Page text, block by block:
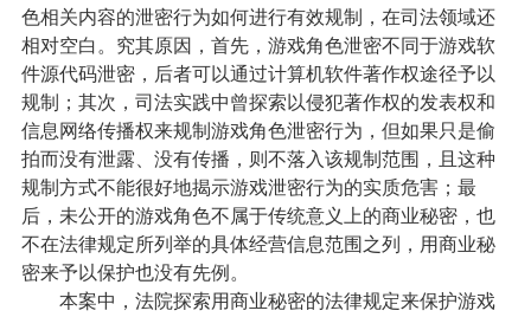
色相关内容的泄密行为如何进行有效规制，在司法领域还
相对空白。究其原因，首先，游戏角色泄密不同于游戏软
件源代码泄密，后者可以通过计算机软件著作权途径予以
规制；其次，司法实践中曾探索以侵犯著作权的发表权和
信息网络传播权来规制游戏角色泄密行为，但如果只是偷
拍而没有泄露、没有传播，则不落入该规制范围，且这种
规制方式不能很好地揭示游戏泄密行为的实质危害；最
后，未公开的游戏角色不属于传统意义上的商业秘密，也
不在法律规定所列举的具体经营信息范围之列，用商业秘
密来予以保护也没有先例。
本案中，法院探索用商业秘密的法律规定来保护游戏